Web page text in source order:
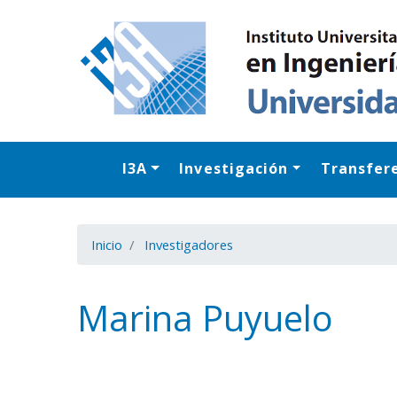
I3A Investigación
Inicio Investigadores
Marina Puyuelo